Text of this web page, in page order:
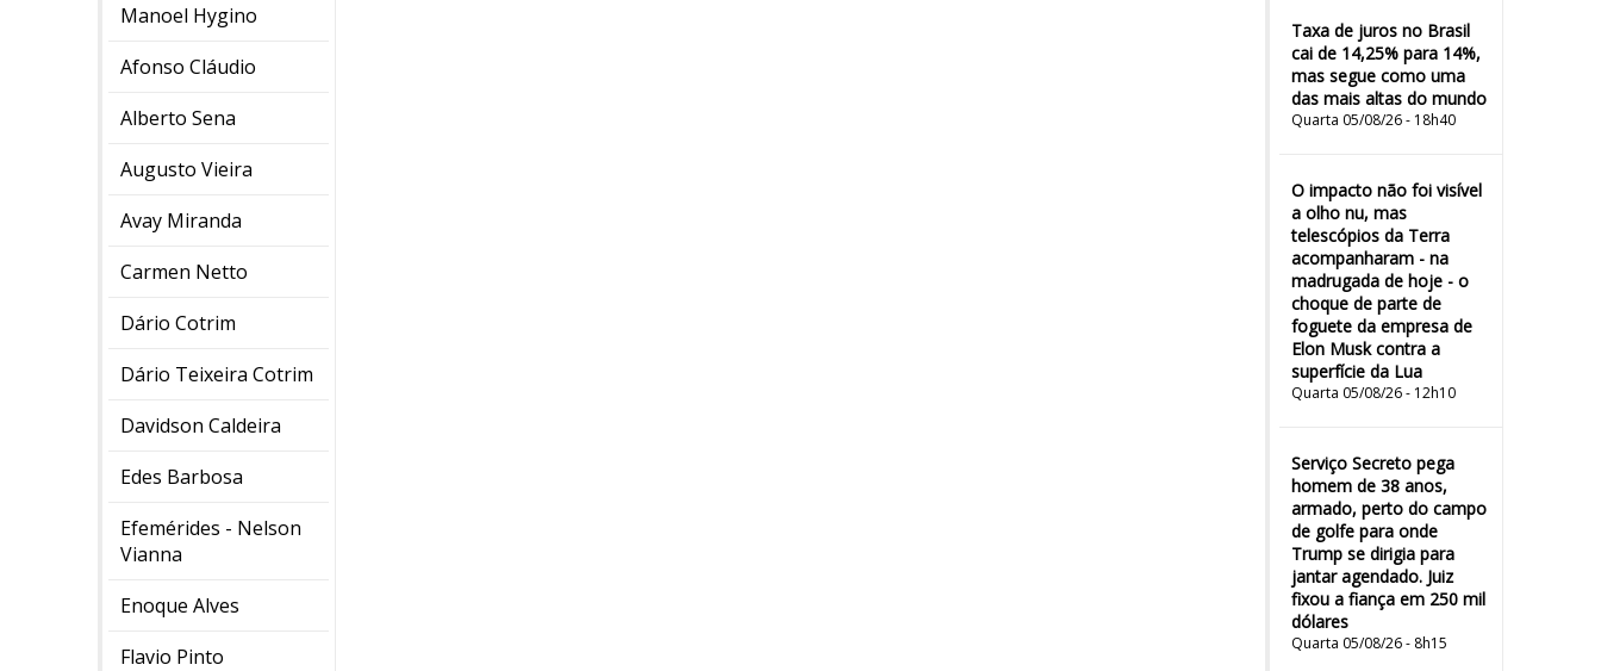
Manoel Hygino
Afonso Cláudio
Alberto Sena
Augusto Vieira
Avay Miranda
Carmen Netto
Dário Cotrim
Dário Teixeira Cotrim
Davidson Caldeira
Edes Barbosa
Efemérides - Nelson
Vianna
Enoque Alves
Flavio Pinto
Taxa de juros no Brasil
cai de 14,25% para 14%,
mas segue como uma
das mais altas do mundo
Quarta 05/08/26 - 18h40
O impacto não foi visível
a olho nu, mas
telescópios da Terra
acompanharam - na
madrugada de hoje - o
choque de parte de
foguete da empresa de
Elon Musk contra a
superfície da Lua
Quarta 05/08/26 - 12h10
Serviço Secreto pega
homem de 38 anos,
armado, perto do campo
de golfe para onde
Trump se dirigia para
jantar agendado. Juiz
fixou a fiança em 250 mil
dólares
Quarta 05/08/26 - 8h15